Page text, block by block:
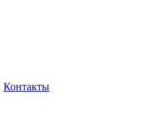
Контакты